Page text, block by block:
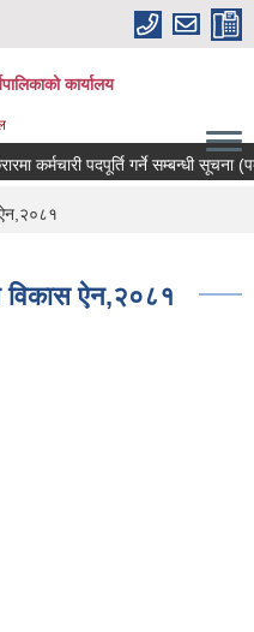
कार्यालय
कर्मचारी पदपूर्ति गर्ने सम्बन्धी सूचना
विकास ऐन,२०८१